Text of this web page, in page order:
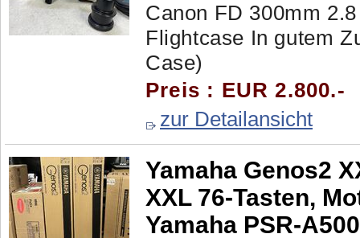
Canon FD 300mm
Flightcase In gutem
Case)
Preis : EUR 2.800.-
zur Detailansicht
Yamaha Genos2
XXL 76-Tasten,
Yamaha PSR-